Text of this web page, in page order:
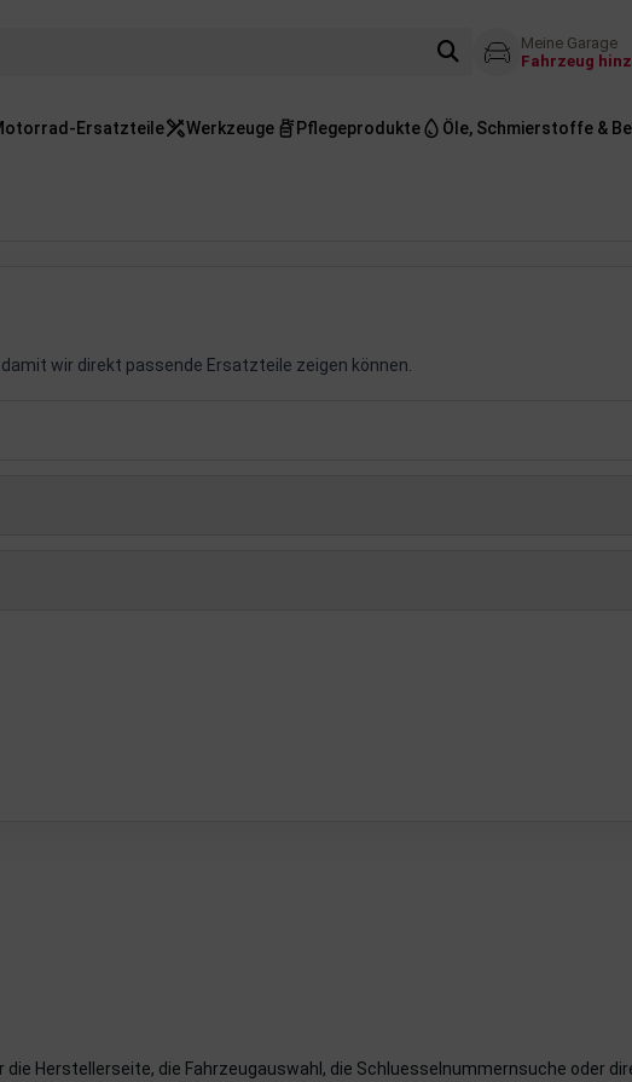
Meine Garage
Fahrzeug
Ersatzteile Werkzeuge Pflegeprodukte Öle, Schmierstoffe &
wir direkt passende Ersatzteile zeigen können.
Herstellerseite, die Fahrzeugauswahl, die Schluesselnummernsuche oder